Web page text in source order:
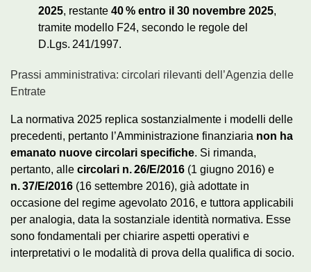
2025, restante 40 % entro il 30 novembre 2025,
tramite modello F24, secondo le regole del
D.Lgs. 241/1997.
Prassi amministrativa: circolari rilevanti dell’Agenzia delle
Entrate
La normativa 2025 replica sostanzialmente i modelli delle
precedenti, pertanto l’Amministrazione finanziaria non ha
emanato nuove circolari specifiche. Si rimanda,
pertanto, alle circolari n. 26/E/2016 (1 giugno 2016) e
n. 37/E/2016 (16 settembre 2016), già adottate in
occasione del regime agevolato 2016, e tuttora applicabili
per analogia, data la sostanziale identità normativa. Esse
sono fondamentali per chiarire aspetti operativi e
interpretativi o le modalità di prova della qualifica di socio.